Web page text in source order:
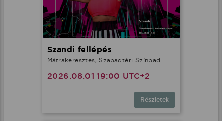
Szandi fellépés
Mátrakeresztes, Szabadtéri Színpad
2026.08.01 19:00 UTC+2
Részletek